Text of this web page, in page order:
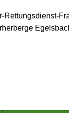
Rettungsdienst-